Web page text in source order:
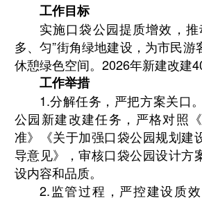
工作目标
实施口袋公园提质增效，推
多、匀”街角绿地建设，为市民
休憩绿色空间。 2026年新建改建
工作举措
1.分解任务，严把方案关口
公园新建改建任务，严格对照
准》《关于加强口袋公园规划建
导意见》，审核口袋公园设计方
设内容和品质。
2.监管过程，严控建设质